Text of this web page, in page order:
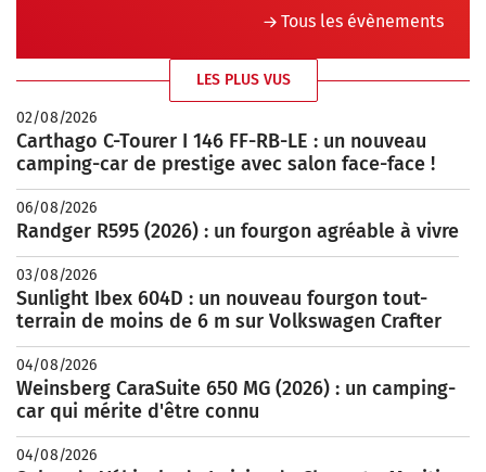
Tous les évènements
LES PLUS VUS
02/08/2026
Carthago C-Tourer I 146 FF-RB-LE : un nouveau
camping-car de prestige avec salon face-face !
06/08/2026
Randger R595 (2026) : un fourgon agréable à vivre
03/08/2026
Sunlight Ibex 604D : un nouveau fourgon tout-
terrain de moins de 6 m sur Volkswagen Crafter
04/08/2026
Weinsberg CaraSuite 650 MG (2026) : un camping-
car qui mérite d'être connu
04/08/2026